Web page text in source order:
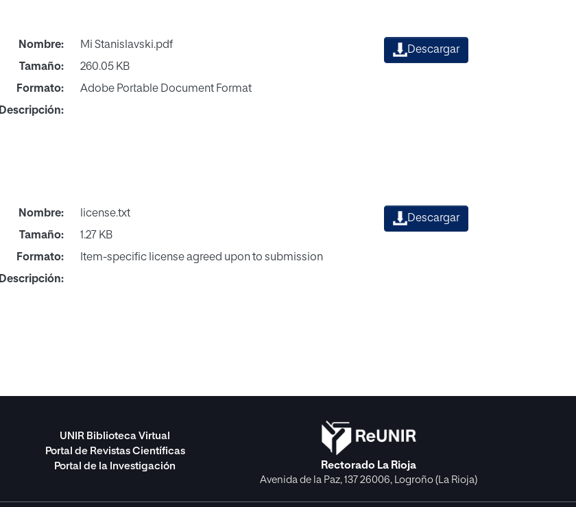
Nombre:
Mi Stanislavski.pdf
Tamaño:
260.05 KB
Formato:
Adobe Portable Document Format
Descripción:
Descargar
Nombre:
license.txt
Tamaño:
1.27 KB
Formato:
Item-specific license agreed upon to submission
Descripción:
Descargar
UNIR Biblioteca Virtual
Portal de Revistas Científicas
Portal de la Investigación
Rectorado La Rioja
Avenida de la Paz, 137 26006, Logroño (La Rioja)